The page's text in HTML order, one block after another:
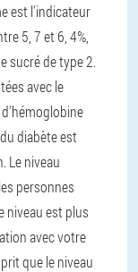
est l'indicateur
5, 7 et 6, 4%,
sucré de type 2.
avec le
d'hémoglobine
diabète est
Le niveau
personnes
niveau est plus
avec votre
que le niveau